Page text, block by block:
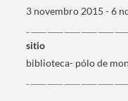
3 novembro 2015 - 6
sitio
biblioteca- pólo de